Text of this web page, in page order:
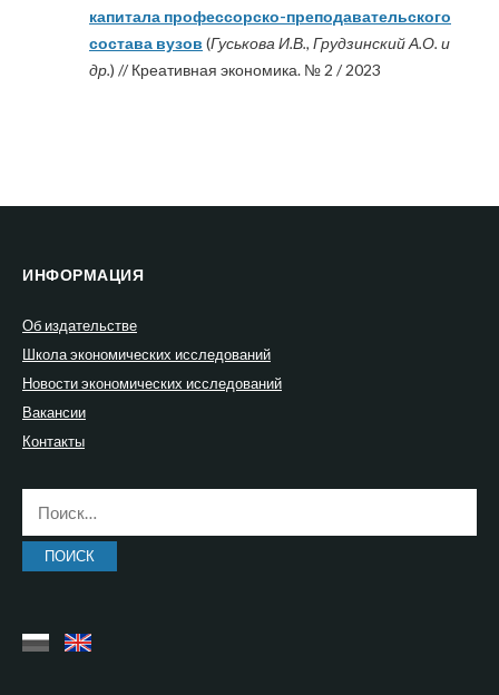
капитала профессорско-преподавательского
состава вузов (Гуськова И.В., Грудзинский А.О. и
др.) // Креативная экономика. № 2 / 2023
ИНФОРМАЦИЯ
Об издательстве
Школа экономических исследований
Новости экономических исследований
Вакансии
Контакты